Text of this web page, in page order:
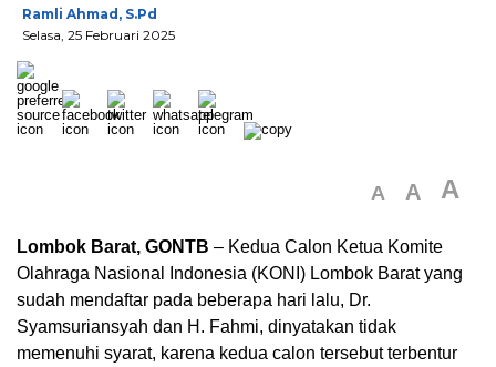
Ramli Ahmad, S.Pd
Selasa, 25 Februari 2025
A A A
Lombok Barat, GONTB – Kedua Calon Ketua Komite
Olahraga Nasional Indonesia (KONI) Lombok Barat yang
sudah mendaftar pada beberapa hari lalu, Dr.
Syamsuriansyah dan H. Fahmi, dinyatakan tidak
memenuhi syarat, karena kedua calon tersebut terbentur